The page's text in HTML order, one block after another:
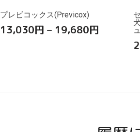
プレビコックス(Previcox)
13,030円 – 19,680円